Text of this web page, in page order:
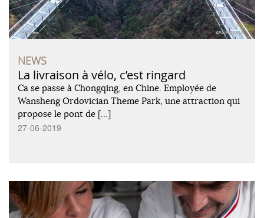
NEWS
La livraison à vélo, c’est ringard
Ca se passe à Chongqing, en Chine. Employée de
Wansheng Ordovician Theme Park, une attraction qui
propose le pont de […]
27-06-2019